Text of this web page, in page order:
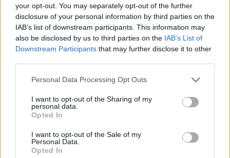
your opt-out. You may separately opt-out of the further
disclosure of your personal information by third parties on the
IAB’s list of downstream participants. This information may
also be disclosed by us to third parties on the IAB’s List of
Downstream Participants that may further disclose it to other
Personal Data Processing Opt Outs
I want to opt-out of the Sharing of my
personal data.
Opted In
I want to opt-out of the Sale of my
Personal Data.
Opted In
απαραίτητη υγρασία της επιδερμίδας.